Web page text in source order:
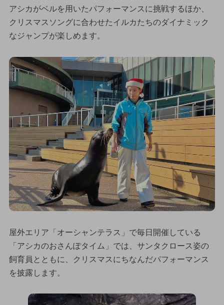
アシカがベルを用いたパフォーマンスに挑戦するほか、
クリスマスソングに合わせたイルカたちのダイナミック
なジャンプが楽しめます。
屋外エリア「オーシャンテラス」で毎日開催している
「アシカのおさんぽタイム」では、サンタクロース姿の
飼育員とともに、クリスマスにちなんだパフォーマンス
を披露します。